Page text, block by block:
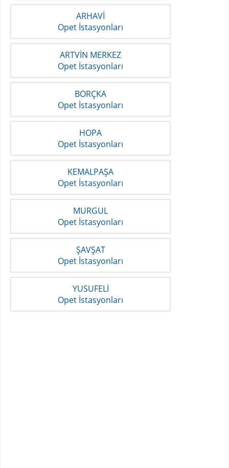
ARHAVİ
Opet İstasyonları
ARTVİN MERKEZ
Opet İstasyonları
BORÇKA
Opet İstasyonları
HOPA
Opet İstasyonları
KEMALPAŞA
Opet İstasyonları
MURGUL
Opet İstasyonları
ŞAVŞAT
Opet İstasyonları
YUSUFELİ
Opet İstasyonları